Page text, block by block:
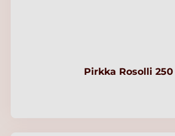
Pirkka Rosolli 250